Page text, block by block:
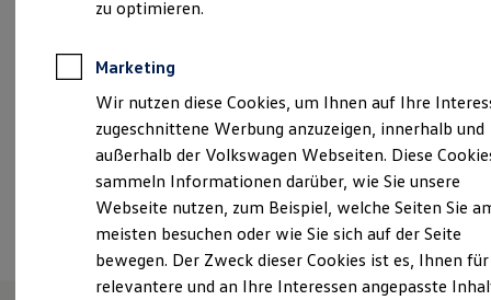
Restschuldversicherung
Wartungsverträge
Reparatur & Service
Sommer-Special
Reparatur, Pflege & Inspektion
Servicetermin anfragen
Service-Vorteile bei Volkswagen Nutzfahrzeuge
ServicePlus
Economy Service
Räder & Reifen Service
Ersatzfahrzeuge
Notdienst und Pannenhilfe
Software, Konnektivität & Apps
California App
+49 2563 93430
Ansprechpartner
Termin vereinbaren
zu optimieren.
Marketing
Wir nutzen diese Cookies, um Ihnen auf Ihre
zugeschnittene Werbung anzuzeigen, innerhalb und
außerhalb der Volkswagen Webseiten. Diese
sammeln Informationen darüber, wie Sie unsere
Webseite nutzen, zum Beispiel, welche Seiten Sie
meisten besuchen oder wie Sie sich auf der Seite
bewegen. Der Zweck dieser Cookies ist es, Ihnen für
relevantere und an Ihre Interessen angepasste